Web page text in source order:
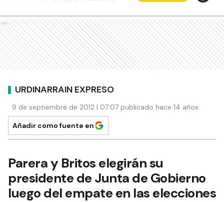
Ads
URDINARRAIN EXPRESO
9 de septiembre de 2012 | 07:07 publicado hace 14 años
Añadir como fuente en
Parera y Britos elegirán su
presidente de Junta de Gobierno
luego del empate en las elecciones